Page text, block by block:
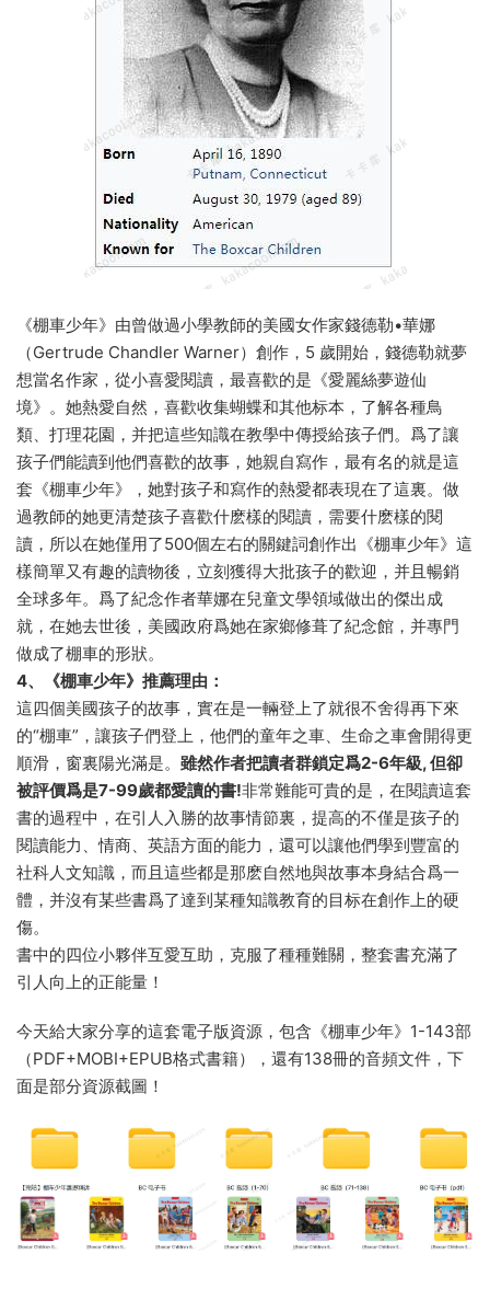
《棚車少年》由曾做過小學教師的美國女作家錢德勒•華娜
（Gertrude Chandler Warner）創作，5 歲開始，錢德勒就夢
想當名作家，從小喜愛閱讀，最喜歡的是《愛麗絲夢遊仙
境》。她熱愛自然，喜歡收集蝴蝶和其他标本，了解各種鳥
類、打理花園，并把這些知識在教學中傳授給孩子們。爲了讓
孩子們能讀到他們喜歡的故事，她親自寫作，最有名的就是這
套《棚車少年》，她對孩子和寫作的熱愛都表現在了這裏。做
過教師的她更清楚孩子喜歡什麽樣的閱讀，需要什麽樣的閱
讀，所以在她僅用了500個左右的關鍵詞創作出《棚車少年》這
樣簡單又有趣的讀物後，立刻獲得大批孩子的歡迎，并且暢銷
全球多年。爲了紀念作者華娜在兒童文學領域做出的傑出成
就，在她去世後，美國政府爲她在家鄉修葺了紀念館，并專門
做成了棚車的形狀。
4、《棚車少年》推薦理由：
這四個美國孩子的故事，實在是一輛登上了就很不舍得再下來
的“棚車”，讓孩子們登上，他們的童年之車、生命之車會開得更
順滑，窗裏陽光滿是。 雖然作者把讀者群鎖定爲2-6年級, 但卻
被評價爲是7-99歲都愛讀的書!非常難能可貴的是，在閱讀這套
書的過程中，在引人入勝的故事情節裏，提高的不僅是孩子的
閱讀能力、情商、英語方面的能力，還可以讓他們學到豐富的
社科人文知識，而且這些都是那麽自然地與故事本身結合爲一
體，并沒有某些書爲了達到某種知識教育的目标在創作上的硬
傷。
書中的四位小夥伴互愛互助，克服了種種難關，整套書充滿了
引人向上的正能量！
今天給大家分享的這套電子版資源，包含《棚車少年》1-143部
（PDF+MOBI+EPUB格式書籍），還有138冊的音頻文件，下
面是部分資源截圖！